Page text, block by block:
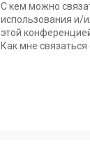
С кем можно
использования и/
этой
Как мне